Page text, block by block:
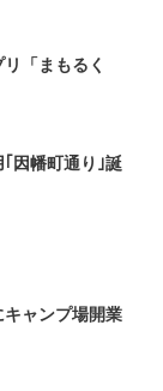
「まもるく
因幡町通り｣誕
キャンプ場開業